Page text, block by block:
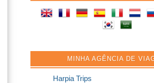
MINHA AGÊNCIA DE
Harpia Trips